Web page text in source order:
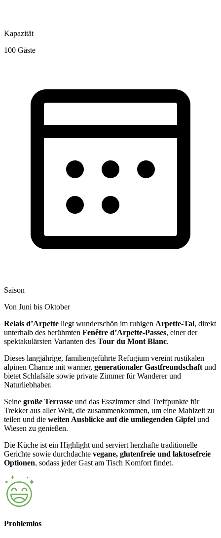
Kapazität
100 Gäste
Saison
Von Juni bis Oktober
Relais d’Arpette liegt wunderschön im ruhigen Arpette-Tal, direkt
unterhalb des berühmten Fenêtre d’Arpette-Passes, einer der
spektakulärsten Varianten des Tour du Mont Blanc.
Dieses langjährige, familiengeführte Refugium vereint rustikalen
alpinen Charme mit warmer, generationaler Gastfreundschaft und
bietet Schlafsäle sowie private Zimmer für Wanderer und
Naturliebhaber.
Seine große Terrasse und das Esszimmer sind Treffpunkte für
Trekker aus aller Welt, die zusammenkommen, um eine Mahlzeit zu
teilen und die weiten Ausblicke auf die umliegenden Gipfel und
Wiesen zu genießen.
Die Küche ist ein Highlight und serviert herzhafte traditionelle
Gerichte sowie durchdachte vegane, glutenfreie und laktosefreie
Optionen, sodass jeder Gast am Tisch Komfort findet.
Problemlos